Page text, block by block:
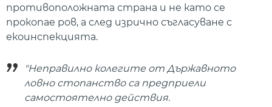
противоположната страна и не като се
прокопае ров, а след изрично съгласуване с
екоинспекцията.
"Неправилно колегите от Държавното
ловно стопанство са предприели
самостоятелно действия.